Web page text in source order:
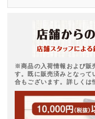
※商品の入荷情報および販
す。既に販売済みとなって
合もございます。詳しくは